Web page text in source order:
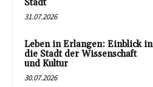
Stadt
31.07.2026
Leben in Erlangen: Einblick in
die Stadt der Wissenschaft
und Kultur
30.07.2026